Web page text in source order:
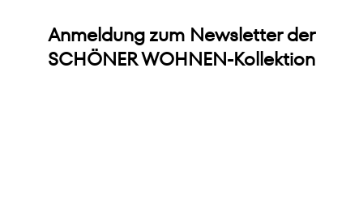
Anmeldung zum Newsletter der
SCHÖNER WOHNEN-Kollektion